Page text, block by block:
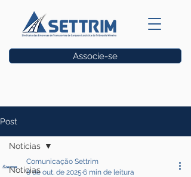
Associe-se
Post
Notícias
Notícias
Comunicação Settrim
8 de out. de 2025 6 min de leitura